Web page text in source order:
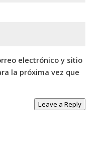
electrónico y sitio
la próxima vez que
Leave a Reply